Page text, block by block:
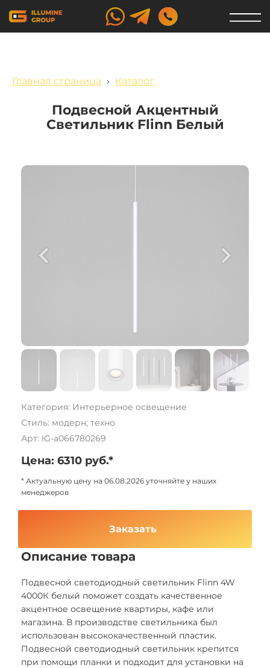
Главная страница › Каталог
Подвесной Акцентный
Светильник Flinn Белый
Категория: Интерьерное освещение
Стиль: модерн; техно
Арт: IG-a066780269
Цена: 6310 руб.*
* Актуальную цену на 06.08.2026 уточняйте у наших
менеджеров
Заказать
Описание товара
Подвесной светодиодный светильник Flinn 4W
4000К белый поможет создать качественное
акцентное освещение квартиры, кафе или
магазина. В производстве светильника был
использован высококачественный пластик.
Подвесной светодиодный светильник крепится
при помощи планки и подходит для установки на